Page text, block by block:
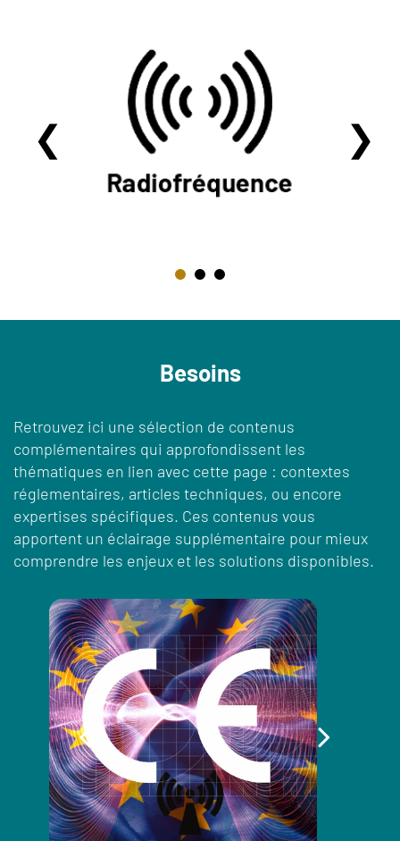
Besoins
Retrouvez ici une sélection de contenus
complémentaires qui approfondissent les
thématiques en lien avec cette page : contextes
réglementaires, articles techniques, ou encore
expertises spécifiques. Ces contenus vous
apportent un éclairage supplémentaire pour mieux
comprendre les enjeux et les solutions disponibles.